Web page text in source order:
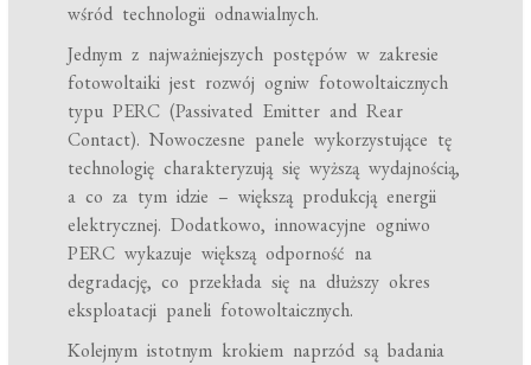
wśród technologii odnawialnych.
Jednym z najważniejszych postępów w zakresie
fotowoltaiki jest rozwój ogniw fotowoltaicznych
typu PERC (Passivated Emitter and Rear
Contact). Nowoczesne panele wykorzystujące tę
technologię charakteryzują się wyższą wydajnością,
a co za tym idzie – większą produkcją energii
elektrycznej. Dodatkowo, innowacyjne ogniwo
PERC wykazuje większą odporność na
degradację, co przekłada się na dłuższy okres
eksploatacji paneli fotowoltaicznych.
Kolejnym istotnym krokiem naprzód są badania